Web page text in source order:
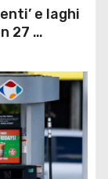
e laghi
27 …